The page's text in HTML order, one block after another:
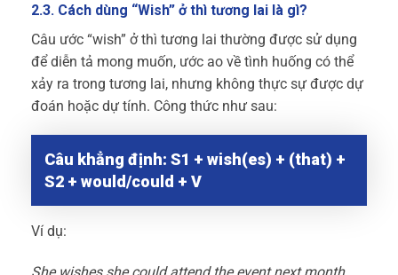
2.3. Cách dùng “Wish” ở thì tương lai là gì?
Câu ước “wish” ở thì tương lai thường được sử dụng
để diễn tả mong muốn, ước ao về tình huống có thể
xảy ra trong tương lai, nhưng không thực sự được dự
đoán hoặc dự tính. Công thức như sau:
Câu khẳng định: S1 + wish(es) + (that) +
S2 + would/could + V
Ví dụ: